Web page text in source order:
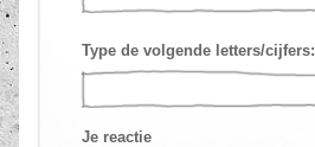
Type de volgende letters/cijfers:
Je reactie